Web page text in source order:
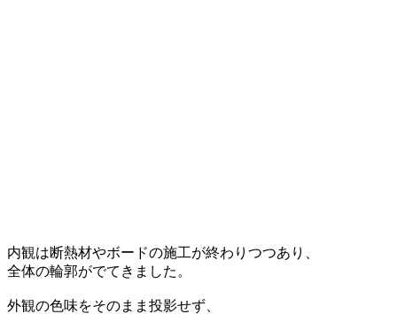
内観は断熱材やボードの施工が終わりつつあり、
全体の輪郭がでてきました。
外観の色味をそのまま投影せず、